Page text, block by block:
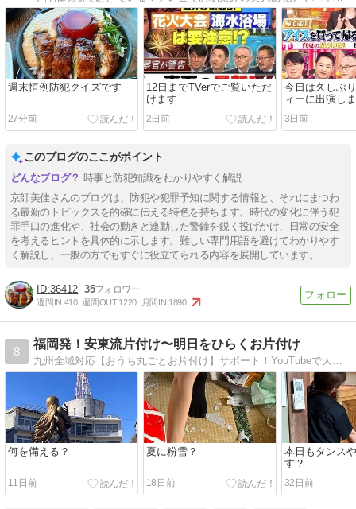
週末恒例防犯クイズです
27分前
12日までTVerでご覧いただ
けます
2日前
今日は久しぶ
ィーに出演し
3日前
このブログのここがポイント
時事と防犯知識をわかりやすく解説
京師美佳さんのブログは、防犯や犯罪予知に関する情報と、それにまつわ
る最新のトピックスを的確に伝える特色を持ちます。時代の変化に伴う犯
罪手口の進化や、社会の動きと連動した警鐘を鋭く投げかけ、日常の安全
を考えるヒントを具体的に示します。難しい専門用語を避けてわかりやす
く解説し、一般の方でもすぐに役立てられる内容を展開しています。
36412 35
週間IN:410 週間OUT:1220 月間IN:1890
8
福岡発！安東流片付け〜明日をひらくお片付け
九州全域対応【おうち丸ごとお片付け】サポート！YouTubeで大人気の安東英子先生直伝のお片付けで、家族みんなが無理なく片付けられる仕組みづくりを美しい暮らしのアドバイザーと一緒にしてみませんか？
何を備える？
11日前
夏に粉雪？
18日前
本日もタンス
す？
32日前